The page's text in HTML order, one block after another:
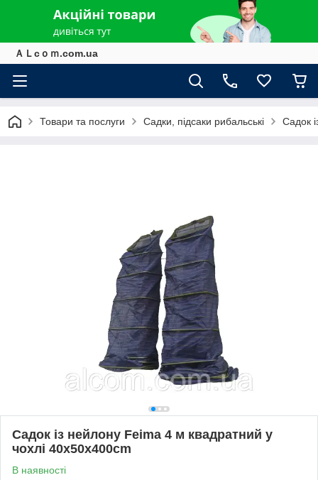
ＡＬcｏｍ.com.ua
Товари та послуги Садки, підсаки рибальські Садок
Садок із нейлону Feima 4 м квадратний у
чохлі 40x50x400cm
В наявності